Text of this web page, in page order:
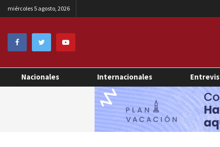
miércoles 5 agosto, 2026
Nacionales Internacionales